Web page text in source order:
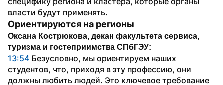
власти будут применять.
Ориентируются на регионы
Оксана Кострюкова, декан факультета сервиса,
туризма и гостеприимства СПбГЭУ:
13:54 Безусловно, мы ориентируем наших
студентов, что, приходя в эту профессию, они
должны любить людей. Это ключевое требование